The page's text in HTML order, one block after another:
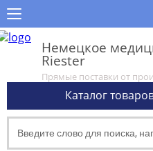
Немецкое
Riester
Прямые поставки от
Каталог